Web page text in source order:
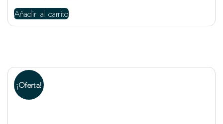
Añadir al carrito
¡Oferta!